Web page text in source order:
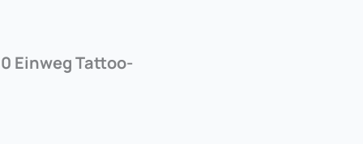
Einweg Tattoo-